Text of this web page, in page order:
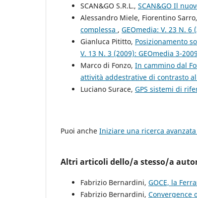
SCAN&GO S.R.L., SCAN&GO Il
Alessandro Miele, Fiorentino Sarro,
complessa , GEOmedia: V. 23 N. 6
Gianluca Pititto, Posizionamento
V. 13 N. 3 (2009): GEOmedia 3-2009
Marco di Fonzo, In cammino dal
attività addestrative di contrasto
Luciano Surace, GPS sistemi di
Puoi anche Iniziare una ricerca
Altri articoli dello/a stesso/a
Fabrizio Bernardini, GOCE, la
Fabrizio Bernardini, Convergence